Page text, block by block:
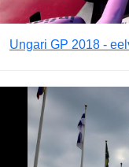
Ungari GP 2018 -